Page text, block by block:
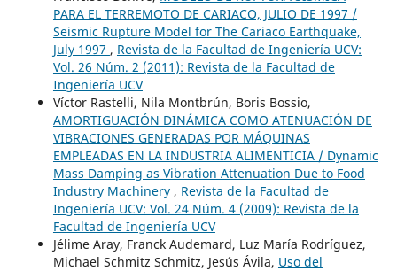
PARA EL TERREMOTO DE CARIACO, JULIO DE 1997 /
Seismic Rupture Model for The Cariaco Earthquake,
July 1997 , Revista de la Facultad de Ingeniería UCV:
Vol. 26 Núm. 2 (2011): Revista de la Facultad de
Ingeniería UCV
Víctor Rastelli, Nila Montbrún, Boris Bossio,
AMORTIGUACIÓN DINÁMICA COMO ATENUACIÓN DE
VIBRACIONES GENERADAS POR MÁQUINAS
EMPLEADAS EN LA INDUSTRIA ALIMENTICIA / Dynamic
Mass Damping as Vibration Attenuation Due to Food
Industry Machinery , Revista de la Facultad de
Ingeniería UCV: Vol. 24 Núm. 4 (2009): Revista de la
Facultad de Ingeniería UCV
Jélime Aray, Franck Audemard, Luz María Rodríguez,
Michael Schmitz Schmitz, Jesús Ávila, Uso del